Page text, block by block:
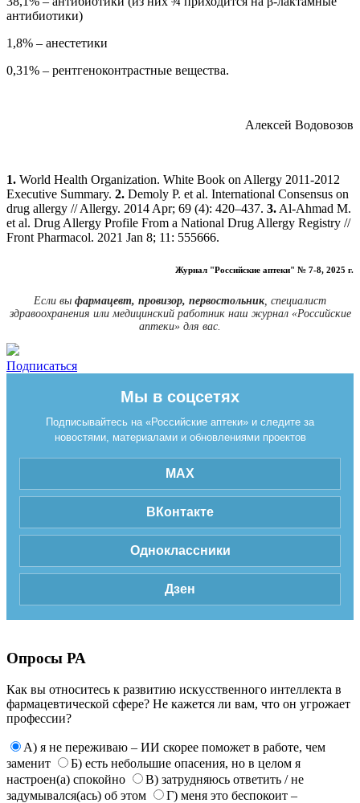
антибиотики)
1,8% – анестетики
0,31% – рентгеноконтрастные вещества.
Алексей Водовозов
1. World Health Organization. White Book on Allergy 2011-2012
Executive Summary. 2. Demoly P. et al. International Consensus on
drug allergy // Allergy. 2014 Apr; 69 (4): 420–437. 3. Al-Ahmad M.
et al. Drug Allergy Profile From a National Drug Allergy Registry //
Front Pharmacol. 2021 Jan 8; 11: 555666.
Журнал "Российские аптеки" № 7-8, 2025 г.
Если вы фармацевт, провизор, первостольник, специалист
здравоохранения или медицинский работник наш журнал «Российские
аптеки» для вас.
Подписаться
Мы в соцсетях
Подписывайтесь на «Российские аптеки» и следите за
новостями, материалами и обновлениями проектов
MAX
ВКонтакте
Одноклассники
Дзен
Опросы РА
Как вы относитесь к развитию искусственного интеллекта в
фармацевтической сфере? Не кажется ли вам, что он угрожает
профессии?
А) я не переживаю – ИИ скорее поможет в работе, чем
заменит
Б) есть небольшие опасения, но в целом я
настроен(а) спокойно
В) затрудняюсь ответить / не
задумывался(ась) об этом
Г) меня это беспокоит –